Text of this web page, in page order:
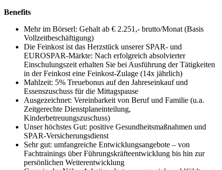
Benefits
Mehr im Börserl: Gehalt ab € 2.251,- brutto/Monat (Basis
Vollzeitbeschäftigung)
Die Feinkost ist das Herzstück unserer SPAR- und
EUROSPAR-Märkte: Nach erfolgreich absolvierter
Einschulungszeit erhalten Sie bei Ausführung der Tätigkeiten
in der Feinkost eine Feinkost-Zulage (14x jährlich)
Mahlzeit: 5% Treuebonus auf den Jahreseinkauf und
Essenszuschuss für die Mittagspause
Ausgezeichnet: Vereinbarkeit von Beruf und Familie (u.a.
Zeitgerechte Dienstplaneinteilung,
Kinderbetreuungszuschuss)
Unser höchstes Gut: positive Gesundheitsmaßnahmen und
SPAR-Versicherungsdienst
Sehr gut: umfangreiche Entwicklungsangebote – von
Fachtrainings über Führungskräfteentwicklung bis hin zur
persönlichen Weiterentwicklung